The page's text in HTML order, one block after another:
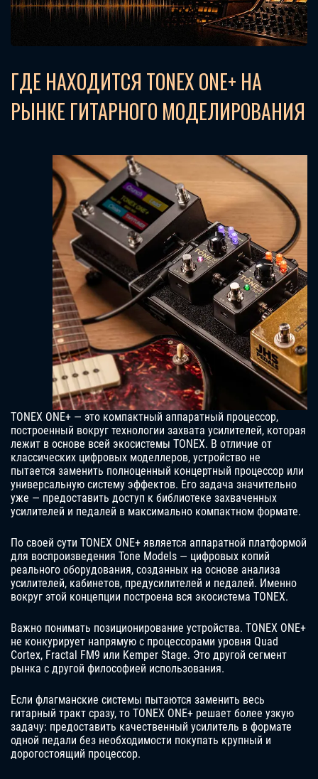
ГДЕ НАХОДИТСЯ TONEX ONE+ НА
РЫНКЕ ГИТАРНОГО МОДЕЛИРОВАНИЯ
TONEX ONE+ — это компактный аппаратный процессор,
построенный вокруг технологии захвата усилителей, которая
лежит в основе всей экосистемы TONEX. В отличие от
классических цифровых моделлеров, устройство не
пытается заменить полноценный концертный процессор или
универсальную систему эффектов. Его задача значительно
уже — предоставить доступ к библиотеке захваченных
усилителей и педалей в максимально компактном формате.
По своей сути TONEX ONE+ является аппаратной платформой
для воспроизведения Tone Models — цифровых копий
реального оборудования, созданных на основе анализа
усилителей, кабинетов, предусилителей и педалей. Именно
вокруг этой концепции построена вся экосистема TONEX.
Важно понимать позиционирование устройства. TONEX ONE+
не конкурирует напрямую с процессорами уровня Quad
Cortex, Fractal FM9 или Kemper Stage. Это другой сегмент
рынка с другой философией использования.
Если флагманские системы пытаются заменить весь
гитарный тракт сразу, то TONEX ONE+ решает более узкую
задачу: предоставить качественный усилитель в формате
одной педали без необходимости покупать крупный и
дорогостоящий процессор.